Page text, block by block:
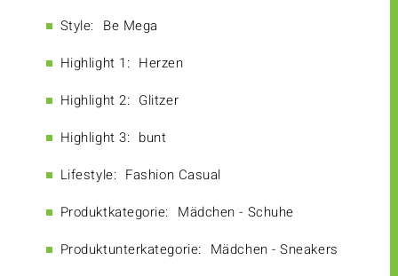
Style: Be Mega
Highlight 1: Herzen
Highlight 2: Glitzer
Highlight 3: bunt
Lifestyle: Fashion Casual
Produktkategorie: Mädchen - Schuhe
Produktunterkategorie: Mädchen - Sneakers